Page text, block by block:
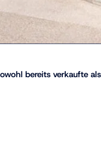
bereits verkaufte